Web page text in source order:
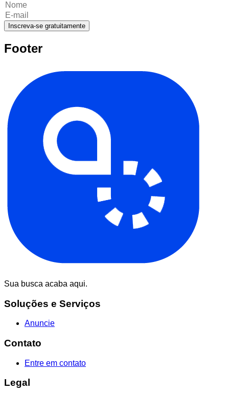
Inscreva-se gratuitamente
Footer
Sua busca acaba aqui.
Soluções e Serviços
Anuncie
Contato
Entre em contato
Legal